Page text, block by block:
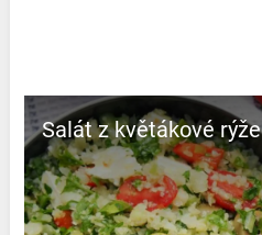
Salát z květákové rýže